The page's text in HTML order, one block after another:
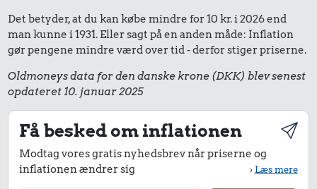
Det betyder, at du kan købe mindre for 10 kr. i 2026 end
man kunne i 1931. Eller sagt på en anden måde: Inflation
gør pengene mindre værd over tid - derfor stiger priserne.
Oldmoneys data for den danske krone (DKK) blev senest
opdateret 10. januar 2025
Få besked om inflationen
Modtag vores gratis nyhedsbrev når priserne og
inflationen ændrer sig
›Læs mere